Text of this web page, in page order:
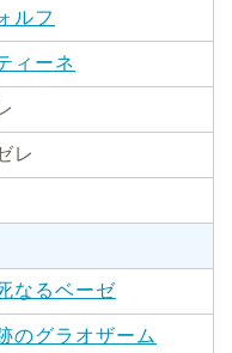
ルフ
ィーネ
レ
なるベーゼ
のグラオザーム